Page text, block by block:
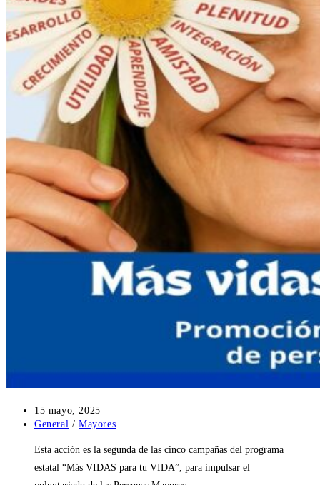
Publicación
de
entrada:
15 mayo, 2025
Categoría
la
entrada:
General / Mayores
Esta acción es la segunda de las cinco campañas del programa
estatal “Más VIDAS para tu VIDA”, para impulsar el